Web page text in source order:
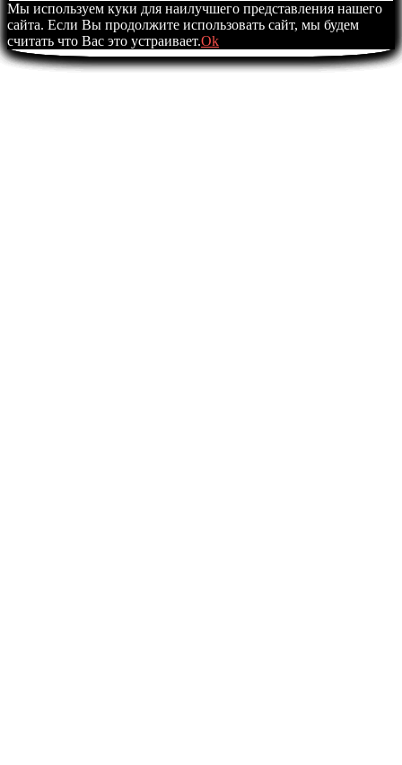
Мы используем куки для наилучшего представления нашего
сайта. Если Вы продолжите использовать сайт, мы будем
считать что Вас это устраивает.Ok